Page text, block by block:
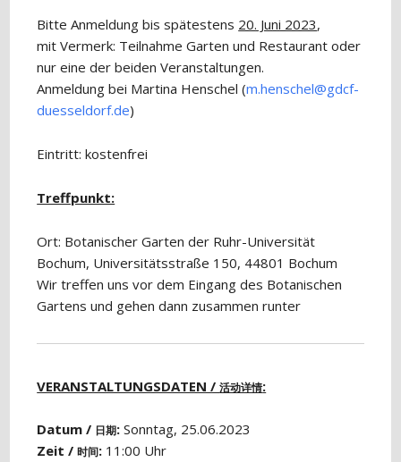
Bitte Anmeldung bis spätestens 20. Juni 2023,
mit Vermerk: Teilnahme Garten und Restaurant oder
nur eine der beiden Veranstaltungen.
Anmeldung bei Martina Henschel (m.henschel@gdcf-
duesseldorf.de)
Eintritt: kostenfrei
Treffpunkt:
Ort: Botanischer Garten der Ruhr-Universität
Bochum, Universitätsstraße 150, 44801 Bochum
Wir treffen uns vor dem Eingang des Botanischen
Gartens und gehen dann zusammen runter
VERANSTALTUNGSDATEN /活动详情:
Datum / 日期: Sonntag, 25.06.2023
Zeit /时间: 11:00 Uhr